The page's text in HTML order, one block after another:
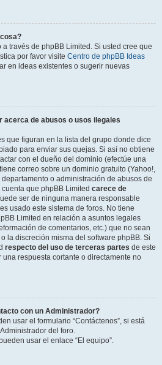
través de phpBB Limited. Si usted cree que
por favor visite Centro de phpBB Ideas
en ideas existentes o sugerir nuevas
acerca de abusos o usos ilegales
que figuran en la lista del grupo donde dice
para enviar sus quejas. Si así no obtiene
con el dueño del dominio (efectúe una
correo sobre un dominio gratuito (Yahoo!,
o administración de abusos de
que phpBB Limited carece de
ser de ninguna manera responsable
usado este sistema de foros. No tiene
Limited en relación a asuntos legales
de comentarios, etc.) que no sean
la discreción misma del software phpBB. Si
respecto del uso de terceras partes de este
respuesta cortante o directamente no
con un Administrador?
usar el formulario “Contáctenos”, si está
del foro.
usar el enlace “El equipo”.